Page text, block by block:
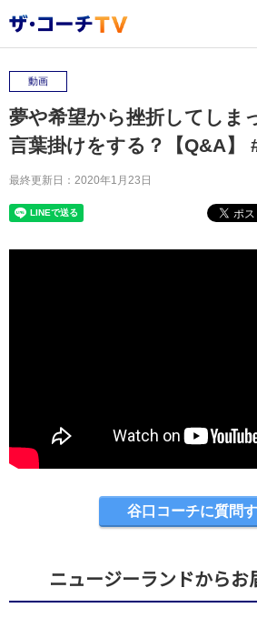
動画
夢や希望から挫折してしま
言葉掛けをする？【Q&A】
最終更新日：2020年1月23日
谷口コーチに質問
ニュージーランドからお